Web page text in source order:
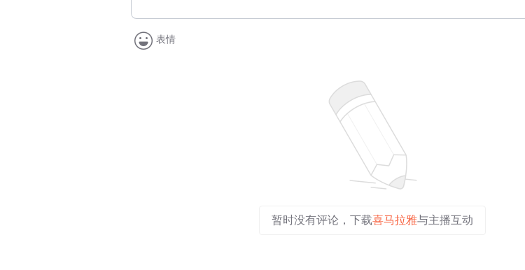
表情
暂时没有评论，下载喜马拉雅与主播互动